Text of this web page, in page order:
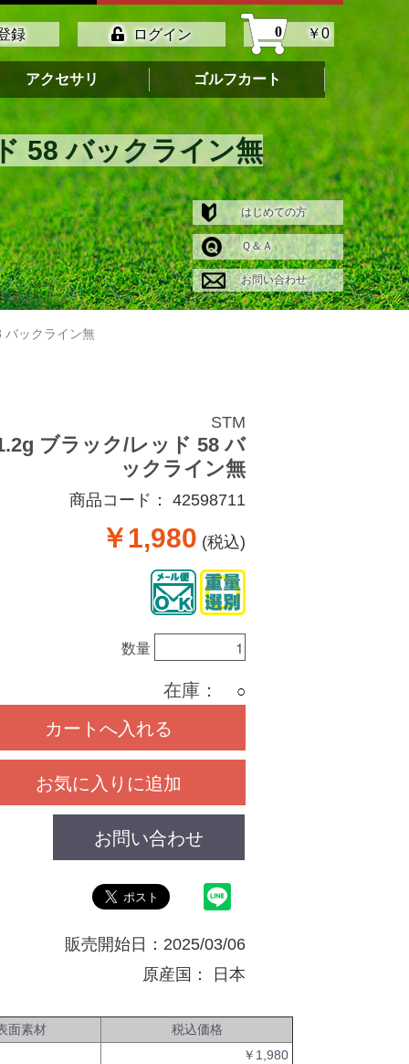
録 ログイン 0 ￥0
アクセサリ ゴルフカート
58 バックライン無
はじめての方
Ｑ＆Ａ
お問い合わせ
ックライン無
STM
ブラック/レッド 58 バ
ックライン無
商品コード： 42598711
￥1,980 (税込)
数量
在庫： ○
カートへ入れる
お気に入りに追加
お問い合わせ
販売開始日：2025/03/06
原産国：
日本
面素材 税込価格
￥1,980